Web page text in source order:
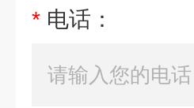
* 电话：